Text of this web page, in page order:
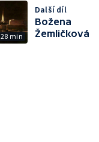
28 min
Další díl
Božena
Žemličková